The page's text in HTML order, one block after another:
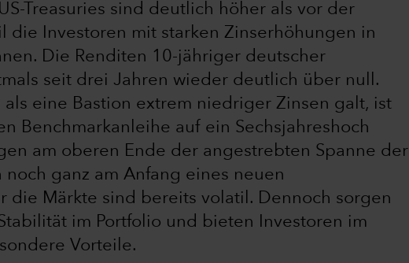
Treasuries sind deutlich höher als vor der
die Investoren mit starken Zinserhöhungen in
Die Renditen 10-jähriger deutscher
seit drei Jahren wieder deutlich über null.
als eine Bastion extrem niedriger Zinsen galt, ist
Benchmarkanleihe auf ein Sechsjahreshoch
am oberen Ende der angestrebten Spanne der
noch ganz am Anfang eines neuen
die Märkte sind bereits volatil. Dennoch sorgen
im Portfolio und bieten Investoren im
Vorteile.